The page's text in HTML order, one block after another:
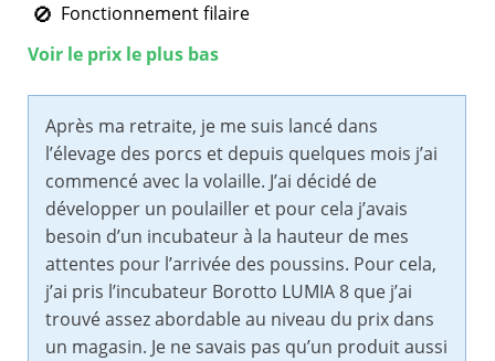
Fonctionnement filaire
Voir le prix le plus bas
Après ma retraite, je me suis lancé dans
l’élevage des porcs et depuis quelques mois j’ai
commencé avec la volaille. J’ai décidé de
développer un poulailler et pour cela j’avais
besoin d’un incubateur à la hauteur de mes
attentes pour l’arrivée des poussins. Pour cela,
j’ai pris l’incubateur Borotto LUMIA 8 que j’ai
trouvé assez abordable au niveau du prix dans
un magasin. Je ne savais pas qu’un produit aussi